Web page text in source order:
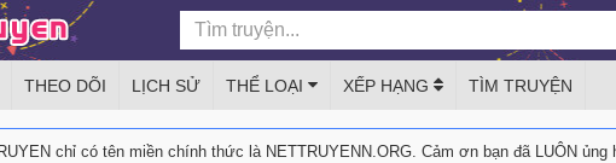
THEO DÕI LỊCH SỬ THỂ LOẠI XẾP HẠNG TÌM TRUYỆN
chỉ có tên miền chính thức là NETTRUYENN.ORG. Cảm ơn bạn đã LUÔN ủng